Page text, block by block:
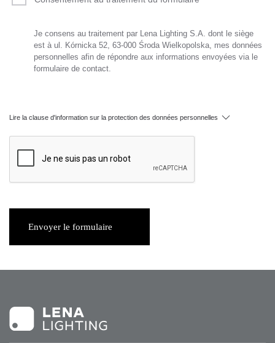
Je consens au traitement par Lena Lighting S.A. dont le siège
est à ul. Kórnicka 52, 63-000 Środa Wielkopolska, mes données
personnelles afin de répondre aux informations envoyées via le
formulaire de contact.
Lire la clause d'information sur la protection des données personnelles
Envoyer le formulaire